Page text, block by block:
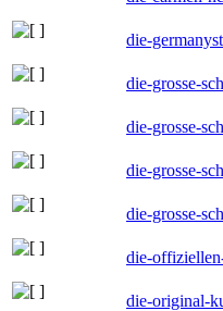
die-
die-grosse-
die-grosse-
die-grosse-
die-grosse-
die-
die-original-